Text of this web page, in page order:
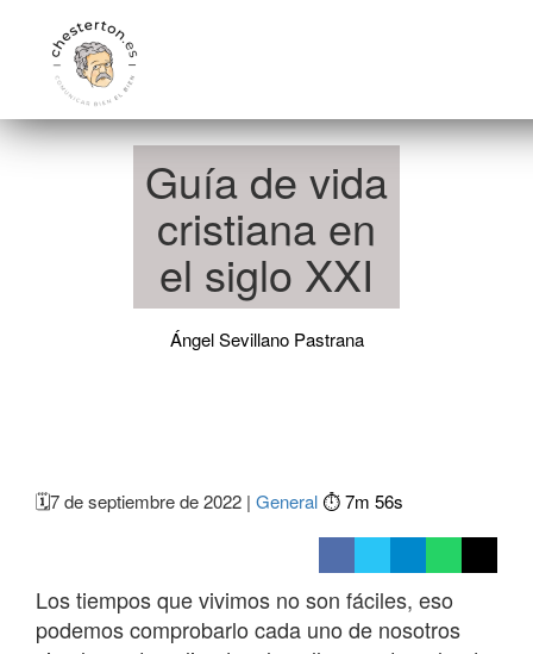
Guía de vida
cristiana en
el siglo XXI
Ángel Sevillano Pastrana
🗓️7 de septiembre de 2022 | General ⏱️ 7m 56s
Los tiempos que vivimos no son fáciles, eso
podemos comprobarlo cada uno de nosotros